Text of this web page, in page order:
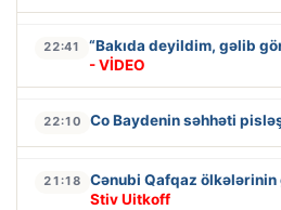
22:41
“Bakıda deyildim, gəlib
- VİDEO
22:10 Co Baydenin səhhəti
21:18 Cənubi Qafqaz
Stiv Uitkoff